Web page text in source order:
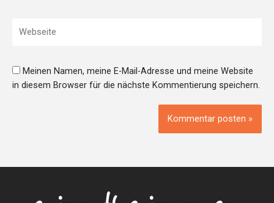
Meinen Namen, meine E-Mail-Adresse und meine Website
in diesem Browser für die nächste Kommentierung speichern.